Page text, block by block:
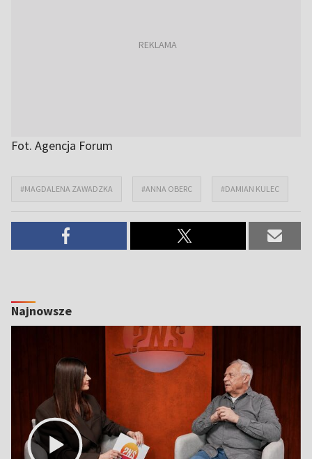
Fot. Agencja Forum
#MAGDALENA ZAWADZKA #ANNA OBERC #DAMIAN KULEC
Najnowsze